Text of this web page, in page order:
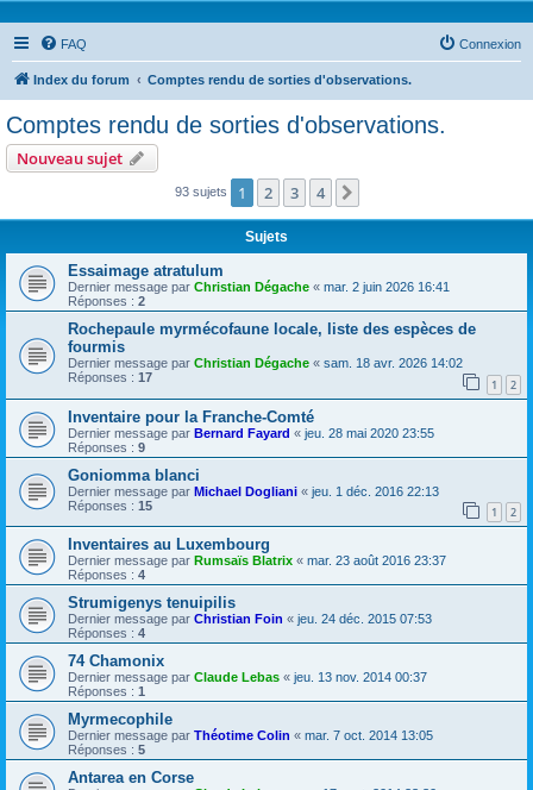
FAQ Connexion
Index du forum Comptes rendu de sorties d'observations.
Comptes rendu de sorties d'observations.
Nouveau sujet
93 sujets 1 2 3 4
Sujets
Essaimage atratulum
Dernier message par Christian Dégache « mar. 2 juin 2026 16:41
Réponses : 2
Rochepaule myrmécofaune locale, liste des espèces de
fourmis
Dernier message par Christian Dégache « sam. 18 avr. 2026 14:02
Réponses : 17 1 2
Inventaire pour la Franche-Comté
Dernier message par Bernard Fayard « jeu. 28 mai 2020 23:55
Réponses : 9
Goniomma blanci
Dernier message par Michael Dogliani « jeu. 1 déc. 2016 22:13
Réponses : 15 1 2
Inventaires au Luxembourg
Dernier message par Rumsaïs Blatrix « mar. 23 août 2016 23:37
Réponses : 4
Strumigenys tenuipilis
Dernier message par Christian Foin « jeu. 24 déc. 2015 07:53
Réponses : 4
74 Chamonix
Dernier message par Claude Lebas « jeu. 13 nov. 2014 00:37
Réponses : 1
Myrmecophile
Dernier message par Théotime Colin « mar. 7 oct. 2014 13:05
Réponses : 5
Antarea en Corse